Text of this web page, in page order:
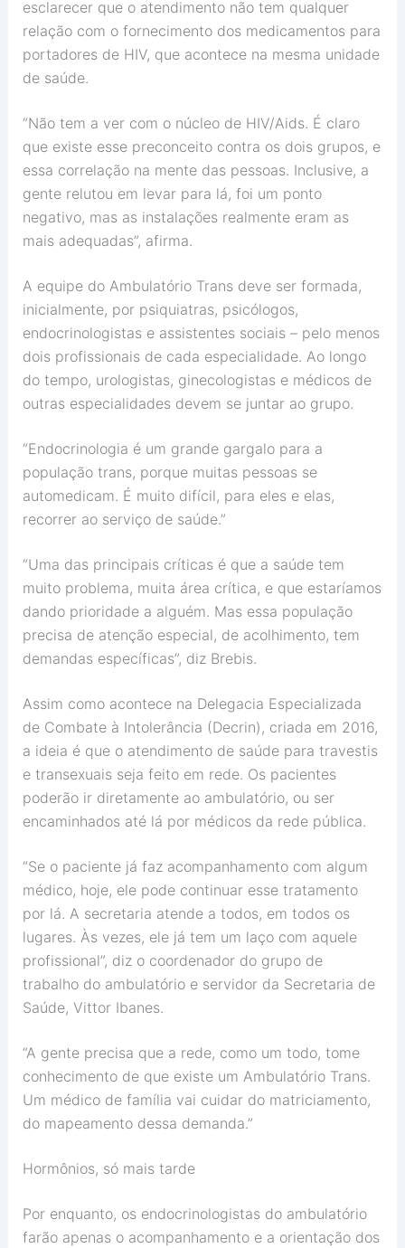
esclarecer que o atendimento não tem qualquer
relação com o fornecimento dos medicamentos para
portadores de HIV, que acontece na mesma unidade
de saúde.
“Não tem a ver com o núcleo de HIV/Aids. É claro
que existe esse preconceito contra os dois grupos, e
essa correlação na mente das pessoas. Inclusive, a
gente relutou em levar para lá, foi um ponto
negativo, mas as instalações realmente eram as
mais adequadas”, afirma.
A equipe do Ambulatório Trans deve ser formada,
inicialmente, por psiquiatras, psicólogos,
endocrinologistas e assistentes sociais – pelo menos
dois profissionais de cada especialidade. Ao longo
do tempo, urologistas, ginecologistas e médicos de
outras especialidades devem se juntar ao grupo.
“Endocrinologia é um grande gargalo para a
população trans, porque muitas pessoas se
automedicam. É muito difícil, para eles e elas,
recorrer ao serviço de saúde.”
“Uma das principais críticas é que a saúde tem
muito problema, muita área crítica, e que estaríamos
dando prioridade a alguém. Mas essa população
precisa de atenção especial, de acolhimento, tem
demandas específicas”, diz Brebis.
Assim como acontece na Delegacia Especializada
de Combate à Intolerância (Decrin), criada em 2016,
a ideia é que o atendimento de saúde para travestis
e transexuais seja feito em rede. Os pacientes
poderão ir diretamente ao ambulatório, ou ser
encaminhados até lá por médicos da rede pública.
“Se o paciente já faz acompanhamento com algum
médico, hoje, ele pode continuar esse tratamento
por lá. A secretaria atende a todos, em todos os
lugares. Às vezes, ele já tem um laço com aquele
profissional”, diz o coordenador do grupo de
trabalho do ambulatório e servidor da Secretaria de
Saúde, Vittor Ibanes.
“A gente precisa que a rede, como um todo, tome
conhecimento de que existe um Ambulatório Trans.
Um médico de família vai cuidar do matriciamento,
do mapeamento dessa demanda.”
Hormônios, só mais tarde
Por enquanto, os endocrinologistas do ambulatório
farão apenas o acompanhamento e a orientação dos